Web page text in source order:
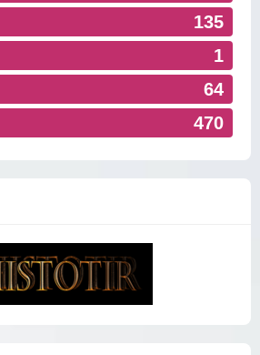
135
1
64
470